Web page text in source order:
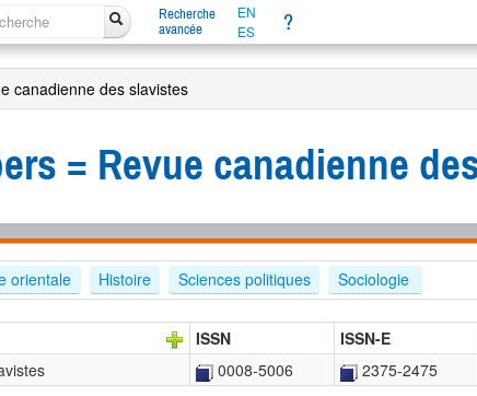
Recherche
avancée
EN
ES
?
canadienne des slavistes
= Revue canadienne
orientale Histoire Sciences politiques Sociologie
ISSN ISSN-E
0008-5006 2375-2475